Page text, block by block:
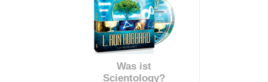
Was ist
Scientology?